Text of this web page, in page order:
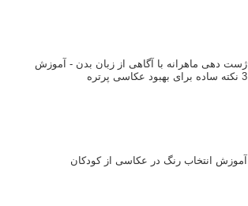
ژست دهی ماهرانه با آگاهی از زبان بدن - آموزش
3 نکته ساده برای بهبود عکاسی پرتره
آموزش انتخاب رنگ در عکاسی از کودکان